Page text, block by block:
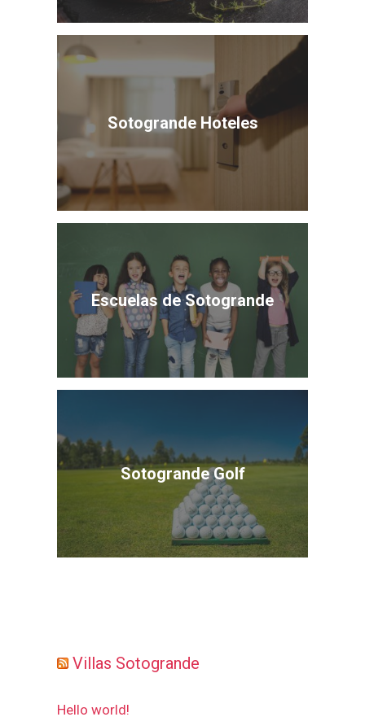
Sotogrande Hoteles
Escuelas de Sotogrande
Sotogrande Golf
Villas Sotogrande
Hello world!